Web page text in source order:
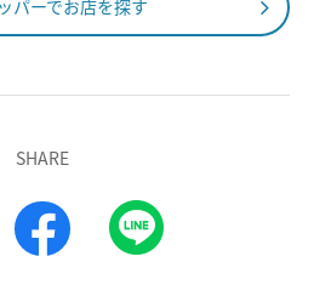
パーでお店を探す
SHARE